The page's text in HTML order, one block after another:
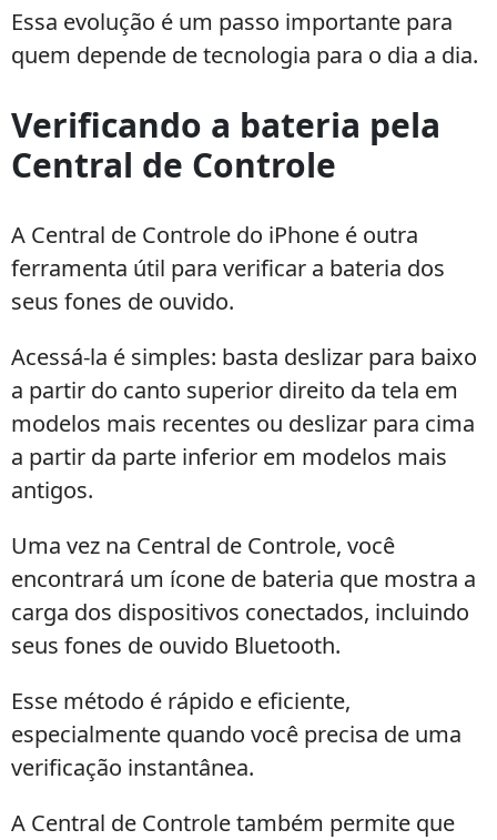
Essa evolução é um passo importante para
quem depende de tecnologia para o dia a dia.
Verificando a bateria pela
Central de Controle
A Central de Controle do iPhone é outra
ferramenta útil para verificar a bateria dos
seus fones de ouvido.
Acessá-la é simples: basta deslizar para baixo
a partir do canto superior direito da tela em
modelos mais recentes ou deslizar para cima
a partir da parte inferior em modelos mais
antigos.
Uma vez na Central de Controle, você
encontrará um ícone de bateria que mostra a
carga dos dispositivos conectados, incluindo
seus fones de ouvido Bluetooth.
Esse método é rápido e eficiente,
especialmente quando você precisa de uma
verificação instantânea.
A Central de Controle também permite que